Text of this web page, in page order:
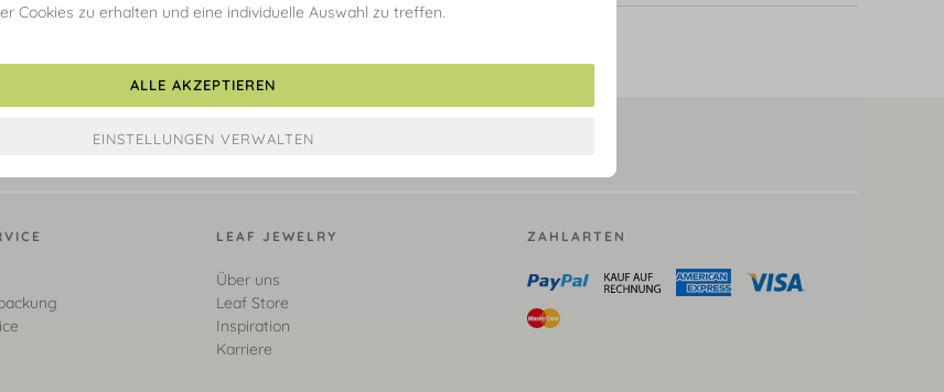
LEAF JEWELRY
Über uns
Leaf Store
Inspiration
Karriere
ZAHLARTEN
Cookies zu erhalten und eine individuelle Auswahl zu treffen.
ALLE AKZEPTIEREN